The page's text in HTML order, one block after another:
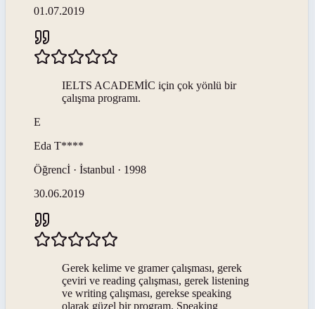
01.07.2019
IELTS ACADEMİC için çok yönlü bir
çalışma programı.
E
Eda T****
Öğrencİ · İstanbul · 1998
30.06.2019
Gerek kelime ve gramer çalışması, gerek
çeviri ve reading çalışması, gerek listening
ve writing çalışması, gerekse speaking
olarak güzel bir program. Speaking